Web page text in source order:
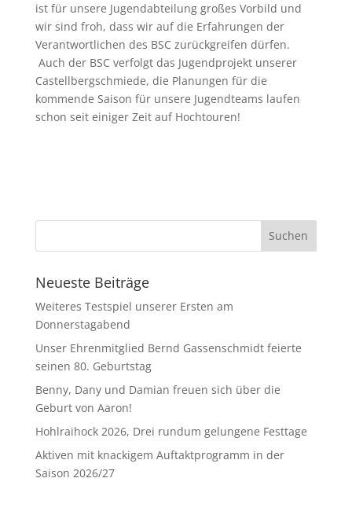
ist für unsere Jugendabteilung großes Vorbild und
wir sind froh, dass wir auf die Erfahrungen der
Verantwortlichen des BSC zurückgreifen dürfen.
Auch der BSC verfolgt das Jugendprojekt unserer
Castellbergschmiede, die Planungen für die
kommende Saison für unsere Jugendteams laufen
schon seit einiger Zeit auf Hochtouren!
Neueste Beiträge
Weiteres Testspiel unserer Ersten am
Donnerstagabend
Unser Ehrenmitglied Bernd Gassenschmidt feierte
seinen 80. Geburtstag
Benny, Dany und Damian freuen sich über die
Geburt von Aaron!
Hohlraihock 2026, Drei rundum gelungene Festtage
Aktiven mit knackigem Auftaktprogramm in der
Saison 2026/27